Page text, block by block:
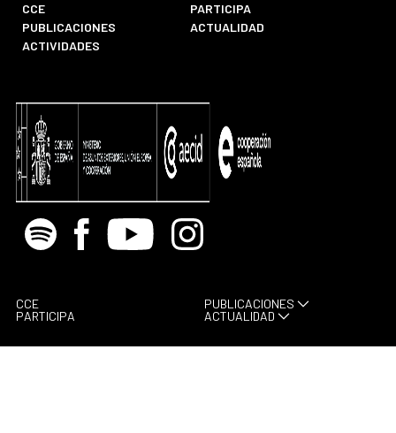
CCE
PARTICIPA
PUBLICACIONES
ACTUALIDAD
ACTIVIDADES
Spotify Facebook
Youtube Instagram
CCE
PARTICIPA
PUBLICACIONES
ACTUALIDAD